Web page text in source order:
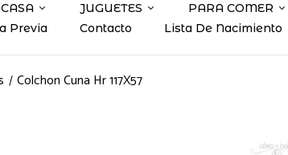
JUGUETES PARA COMER
Previa Contacto Lista De Nacimiento
Colchon Cuna Hr 117X57